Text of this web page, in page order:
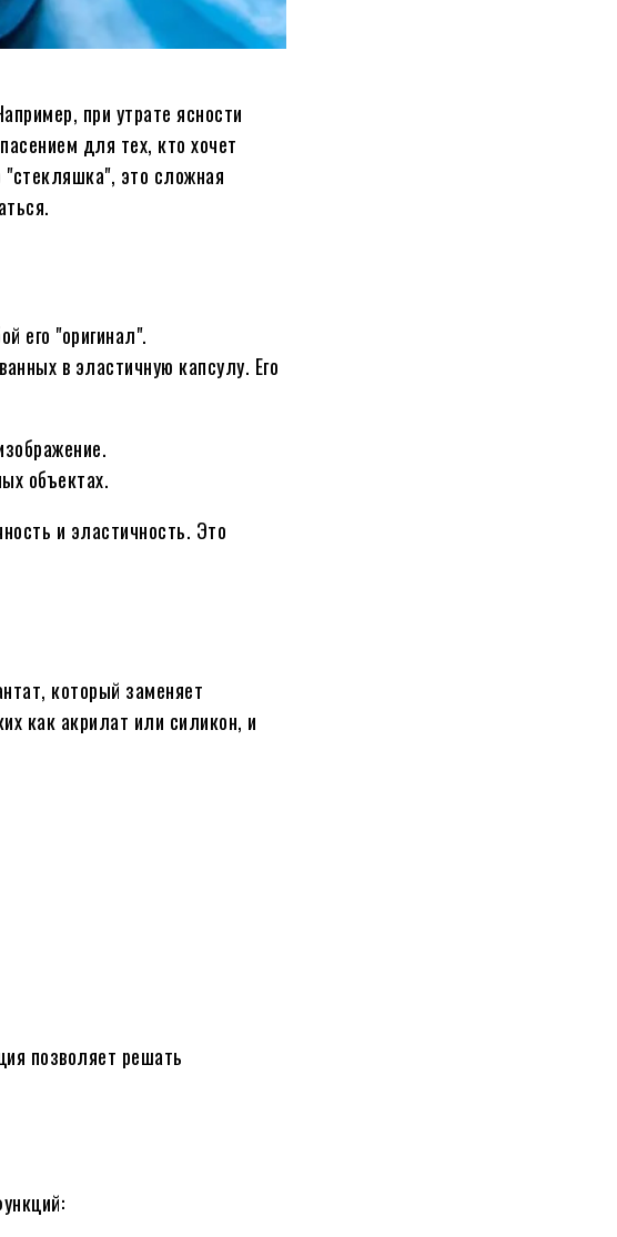
при утрате ясности
для тех, кто хочет
"стекляшка", это сложная
его "оригинал".
в эластичную капсулу. Его
объектах.
и эластичность. Это
который заменяет
как акрилат или силикон, и
позволяет решать